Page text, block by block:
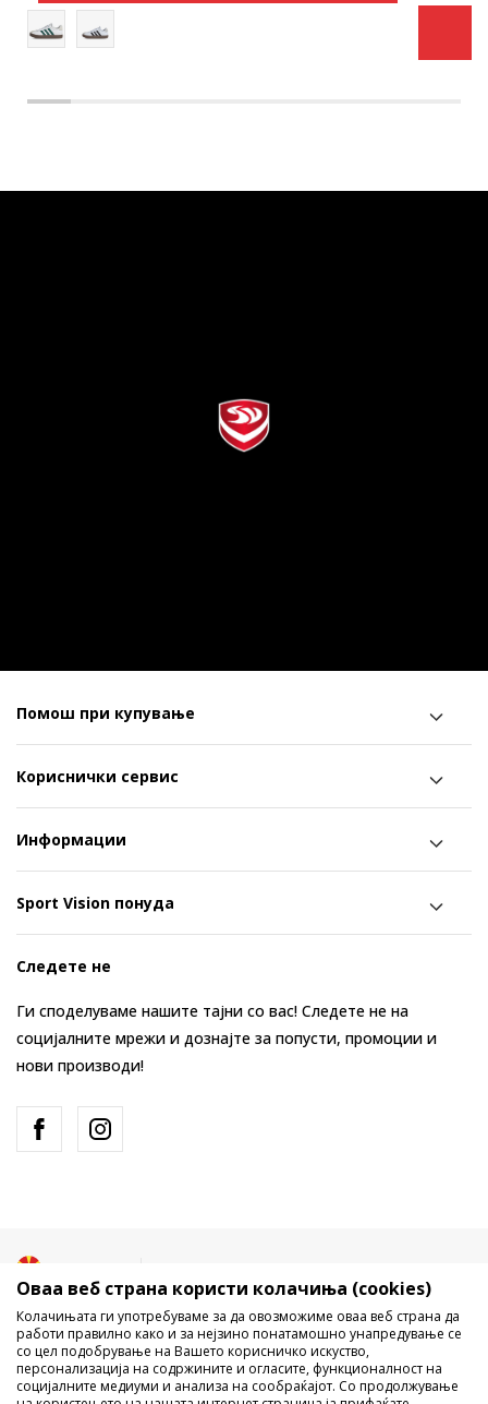
Помош при купување
Кориснички сервис
Информации
Sport Vision понуда
Следете не
Ги споделуваме нашите тајни со вас! Следете не на
социјалните мрежи и дознајте за попусти, промоции и
нови производи!
Оваа веб страна користи колачиња (cookies)
Колачињата ги употребуваме за да овозможиме оваа веб страна да
работи правилно како и за нејзино понатамошно унапредување се
со цел подобрување на Вашето корисничко искуство,
персонализација на содржините и огласите, функционалност на
социјалните медиуми и анализа на сообраќајот. Со продолжување